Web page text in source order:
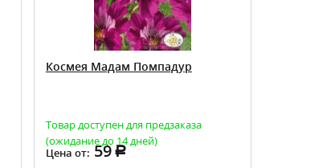
Космея Мадам Помпадур
Товар доступен для предзаказа
(ожидание до 14 дней)
Цена от: 59